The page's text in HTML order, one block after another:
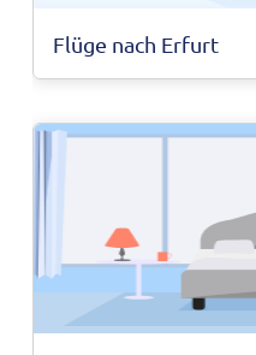
Flüge nach Erfurt